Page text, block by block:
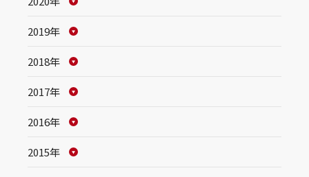
2019年
2018年
2017年
2016年
2015年